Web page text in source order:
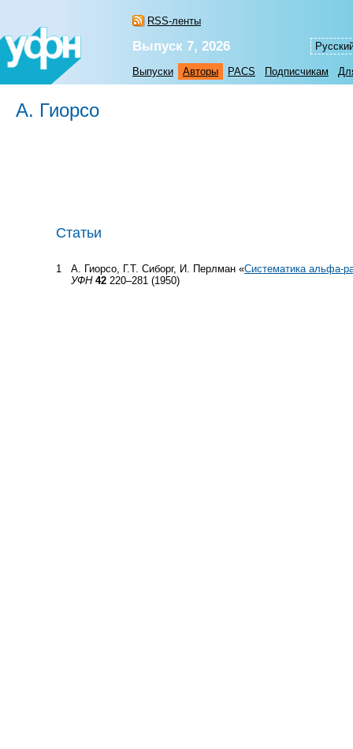
RSS-ленты
Выпуск 7, 2026
Выпуски Авторы PACS Подписчикам
А. Гиорсо
Статьи
1 А. Гиорсо, Г.Т. Сиборг, И. Перлман «Систематика альфа-
УФН 42 220–281 (1950)